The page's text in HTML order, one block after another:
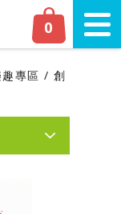
頑‧玩具
切
0
專區
創